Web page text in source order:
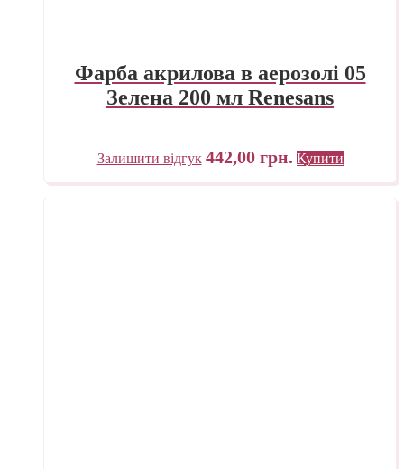
Фарба акрилова в аерозолі 05
Зелена 200 мл Renesans
Залишити відгук 442,00 грн. Купити